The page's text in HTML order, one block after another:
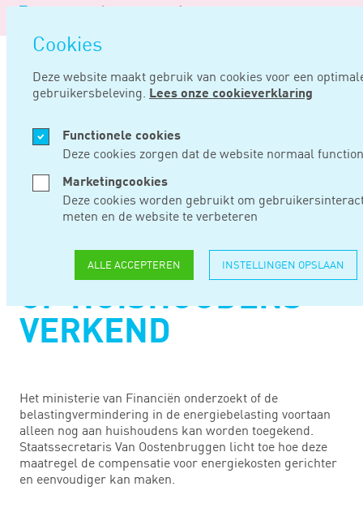
overslaan
Cookies
Deze website maakt gebruik van cookies voor een
gebruikersbeleving. Lees onze cookieverklaring
Functionele cookies
Deze cookies zorgen dat de website normaal
Marketingcookies
Deze cookies worden gebruikt om
meten en de website te verbeteren
ALLE ACCEPTEREN INSTELLINGEN OPSLAAN
Logo
Noord
Negentig
JUL 03, 2025
TOESPITSING
ENERGIEBELASTING
OP HUISHOUDENS
VERKEND
Het ministerie van Financiën onderzoekt of de
belastingvermindering in de energiebelasting voortaan
alleen nog aan huishoudens kan worden toegekend.
Staatssecretaris Van Oostenbruggen licht toe hoe deze
maatregel de compensatie voor energiekosten gerichter
en eenvoudiger kan maken.